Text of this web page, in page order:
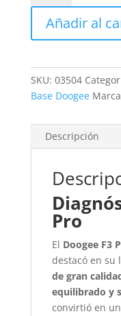
F3
cantidad
Añadir al
SKU: 03504
Base Doogee
Descripción
Pro
El Doogee F3
destacó en su
de gran
equilibrado y
convirtió en